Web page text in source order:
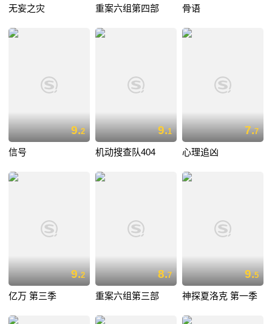
无妄之灾 重案六组第四部 骨语
9.2
信号
9.1
机动搜查队404
7.7
心理追凶
9.2
亿万 第三季
8.7
重案六组第三部
9.5
神探夏洛克 第一季